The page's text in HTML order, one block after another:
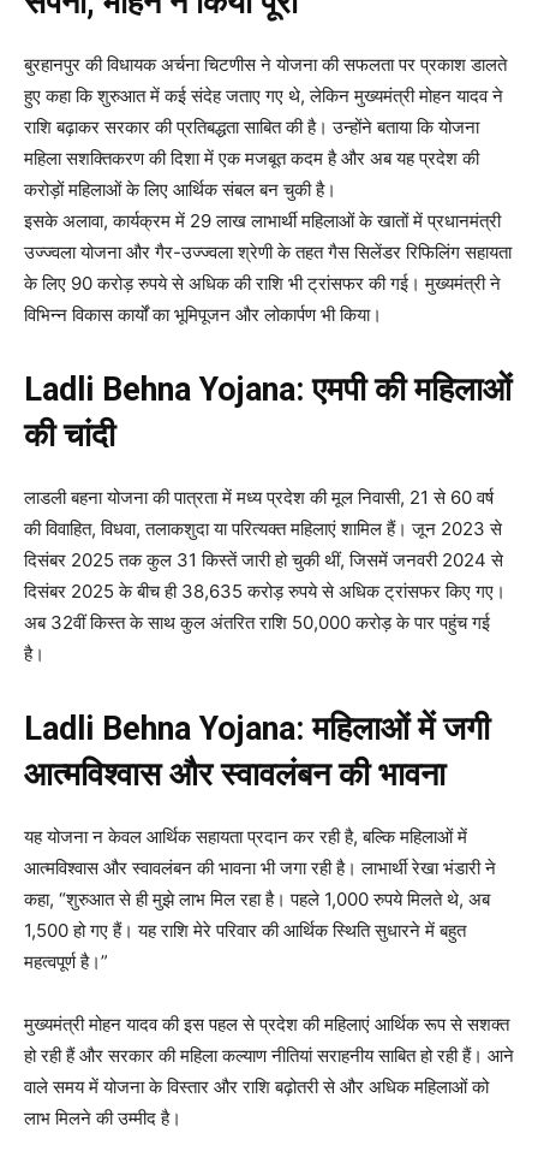
बुरहानपुर की विधायक अर्चना चिटणीस ने योजना की सफलता पर प्रकाश डालते
हुए कहा कि शुरुआत में कई संदेह जताए गए थे, लेकिन मुख्यमंत्री मोहन यादव ने
राशि बढ़ाकर सरकार की प्रतिबद्धता साबित की है। उन्होंने बताया कि योजना
महिला सशक्तिकरण की दिशा में एक मजबूत कदम है और अब यह प्रदेश की
करोड़ों महिलाओं के लिए आर्थिक संबल बन चुकी है।
इसके अलावा, कार्यक्रम में 29 लाख लाभार्थी महिलाओं के खातों में प्रधानमंत्री
उज्ज्वला योजना और गैर-उज्ज्वला श्रेणी के तहत गैस सिलेंडर रिफिलिंग सहायता
के लिए 90 करोड़ रुपये से अधिक की राशि भी ट्रांसफर की गई। मुख्यमंत्री ने
विभिन्न विकास कार्यों का भूमिपूजन और लोकार्पण भी किया।
Ladli Behna Yojana: एमपी की महिलाओं
की चांदी
लाडली बहना योजना की पात्रता में मध्य प्रदेश की मूल निवासी, 21 से 60 वर्ष
की विवाहित, विधवा, तलाकशुदा या परित्यक्त महिलाएं शामिल हैं। जून 2023 से
दिसंबर 2025 तक कुल 31 किस्तें जारी हो चुकी थीं, जिसमें जनवरी 2024 से
दिसंबर 2025 के बीच ही 38,635 करोड़ रुपये से अधिक ट्रांसफर किए गए।
अब 32वीं किस्त के साथ कुल अंतरित राशि 50,000 करोड़ के पार पहुंच गई
है।
Ladli Behna Yojana: महिलाओं में जगी
आत्मविश्वास और स्वावलंबन की भावना
यह योजना न केवल आर्थिक सहायता प्रदान कर रही है, बल्कि महिलाओं में
आत्मविश्वास और स्वावलंबन की भावना भी जगा रही है। लाभार्थी रेखा भंडारी ने
कहा, “शुरुआत से ही मुझे लाभ मिल रहा है। पहले 1,000 रुपये मिलते थे, अब
1,500 हो गए हैं। यह राशि मेरे परिवार की आर्थिक स्थिति सुधारने में बहुत
महत्वपूर्ण है।”
मुख्यमंत्री मोहन यादव की इस पहल से प्रदेश की महिलाएं आर्थिक रूप से सशक्त
हो रही हैं और सरकार की महिला कल्याण नीतियां सराहनीय साबित हो रही हैं। आने
वाले समय में योजना के विस्तार और राशि बढ़ोतरी से और अधिक महिलाओं को
लाभ मिलने की उम्मीद है।